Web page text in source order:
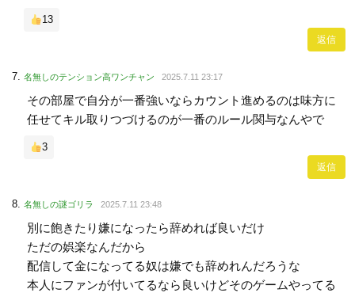
13
返信
名無しのテンション高ワンチャン 2025.7.11 23:17
その部屋で自分が一番強いならカウント進めるのは味方に
任せてキル取りつづけるのが一番のルール関与なんやで
3
返信
名無しの謎ゴリラ 2025.7.11 23:48
別に飽きたり嫌になったら辞めれば良いだけ
ただの娯楽なんだから
配信して金になってる奴は嫌でも辞めれんだろうな
本人にファンが付いてるなら良いけどそのゲームやってる